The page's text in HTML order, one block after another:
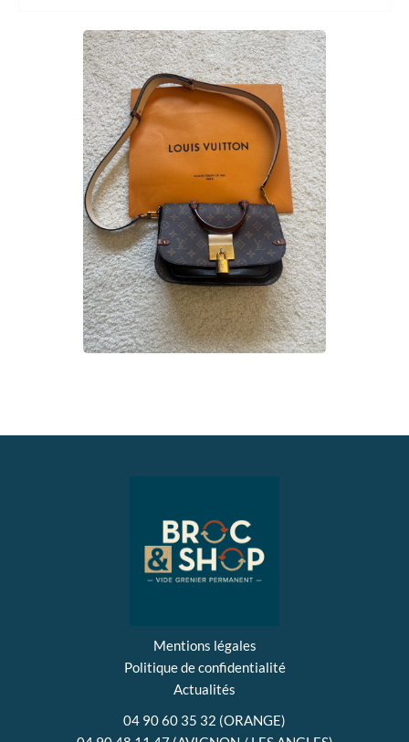
Mentions légales
Politique de confidentialité
Actualités
04 90 60 35 32 (ORANGE)